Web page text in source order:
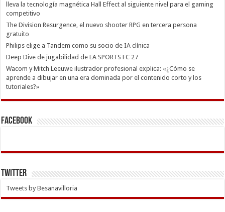
lleva la tecnología magnética Hall Effect al siguiente nivel para el gaming
competitivo
The Division Resurgence, el nuevo shooter RPG en tercera persona
gratuito
Philips elige a Tandem como su socio de IA clínica
Deep Dive de jugabilidad de EA SPORTS FC 27
Wacom y Mitch Leeuwe ilustrador profesional explica: «¿Cómo se
aprende a dibujar en una era dominada por el contenido corto y los
tutoriales?»
Facebook
Twitter
Tweets by Besanavilloria